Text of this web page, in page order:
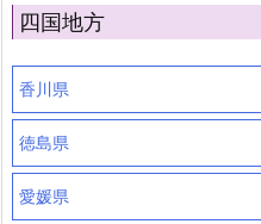
四国地方
香川県
徳島県
愛媛県